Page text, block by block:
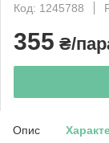
Код: 1245788
355 ₴/
Опис